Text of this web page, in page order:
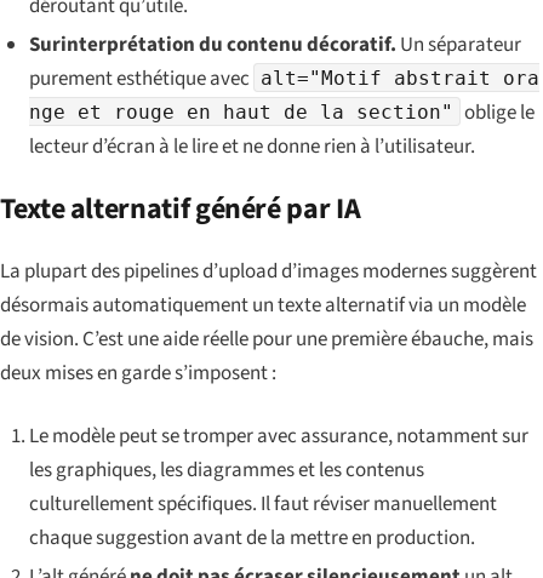
Surinterprétation du contenu décoratif. Un séparateur
purement esthétique avec alt="Motif abstrait ora
nge et rouge en haut de la section"
oblige le
lecteur d’écran à le lire et ne donne rien à l’utilisateur.
Texte alternatif généré par IA
La plupart des pipelines d’upload d’images modernes suggèrent
désormais automatiquement un texte alternatif via un modèle
de vision. C’est une aide réelle pour une première ébauche, mais
deux mises en garde s’imposent :
Le modèle peut se tromper avec assurance, notamment sur
les graphiques, les diagrammes et les contenus
culturellement spécifiques. Il faut réviser manuellement
chaque suggestion avant de la mettre en production.